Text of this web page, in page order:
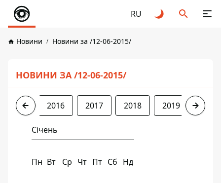
RU
Новини Новини за /12-06-2015/
НОВИНИ ЗА /12-06-2015/
2015 2016 2017 2018 2019 2020
Січень
Пн Вт Ср Чт Пт Сб Нд